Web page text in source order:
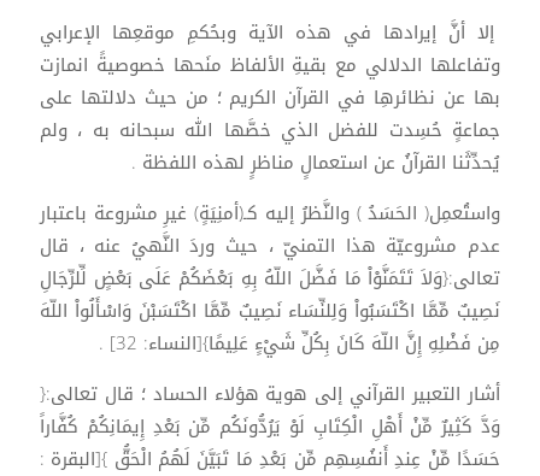
إلا أنَّ إيرادها في هذه الآية وبحُكمِ موقعِها الإعرابي
وتفاعلها الدلالي مع بقيةِ الألفاظ منَحها خصوصيةً انمازت
بها عن نظائرهِا في القرآن الكريم ؛ من حيث دلالتها على
جماعةٍ حُسِدت للفضل الذي خصَّها الله سبحانه به ، ولم
يُحدِّثَنا القرآنُ عن استعمالٍ مناظرٍ لهذه اللفظة .
واستُعمِل( الحَسَدُ ) والنَّظرُ إليه كـ(أمنِيَةٍ) غيرِ مشروعة باعتبار
عدم مشروعيّة هذا التمنيّ ، حيث وردَ النَّهيُ عنه ، قال
تعالى:{وَلاَ تَتَمَنَّوْاْ مَا فَضَّلَ اللّهُ بِهِ بَعْضَكُمْ عَلَى بَعْضٍ لِّلرِّجَالِ
نَصِيبٌ مِّمَّا اكْتَسَبُواْ وَلِلنِّسَاء نَصِيبٌ مِّمَّا اكْتَسَبْنَ وَاسْأَلُواْ اللّهَ
مِن فَضْلِهِ إِنَّ اللّهَ كَانَ بِكُلِّ شَيْءٍ عَلِيمًا}[النساء: 32] .
أشار التعبير القرآني إلى هوية هؤلاء الحساد ؛ قال تعالى:{
وَدَّ كَثِيرٌ مِّنْ أَهْلِ الْكِتَابِ لَوْ يَرُدُّونَكُم مِّن بَعْدِ إِيمَانِكُمْ كُفَّاراً
حَسَدًا مِّنْ عِندِ أَنفُسِهِم مِّن بَعْدِ مَا تَبَيَّنَ لَهُمُ الْحَقُّ }[البقرة :